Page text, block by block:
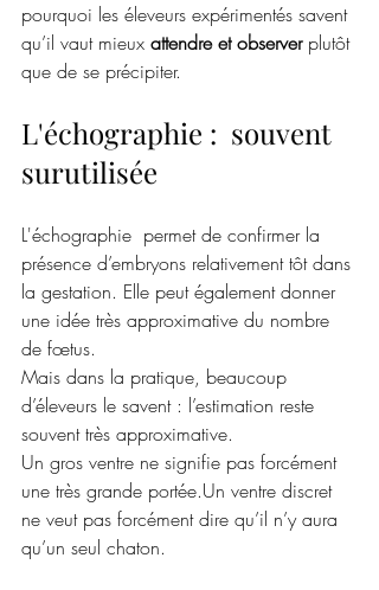
pourquoi les éleveurs expérimentés savent
qu’il vaut mieux attendre et observer plutôt
que de se précipiter.
L'échographie :  souvent
surutilisée
L'échographie  permet de confirmer la
présence d’embryons relativement tôt dans
la gestation. Elle peut également donner
une idée très approximative du nombre
de fœtus.
Mais dans la pratique, beaucoup
d’éleveurs le savent : l’estimation reste
souvent très approximative.
Un gros ventre ne signifie pas forcément
une très grande portée.Un ventre discret
ne veut pas forcément dire qu’il n’y aura
qu’un seul chaton.